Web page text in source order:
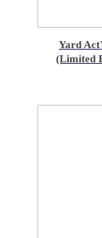
Yard Act
(Limited